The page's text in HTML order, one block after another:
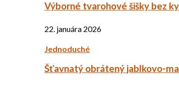
Výborné tvarohové šišky bez
22. januára 2026
Jednoduché
Šťavnatý obrátený jablkovo-